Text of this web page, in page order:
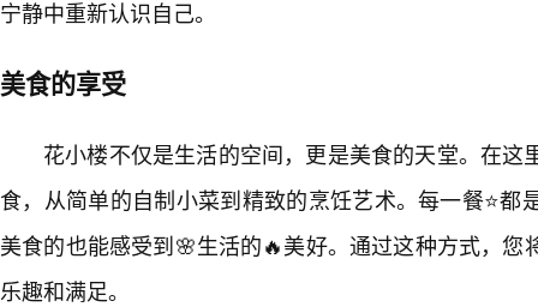
宁静中重新认识自己。
美食的享受
花小楼不仅是生活的空间，更是美食的天堂。在这
食，从简单的自制小菜到精致的烹饪艺术。每一餐⭐都
美食的也能感受到🌸生活的🔥美好。通过这种方式，您
乐趣和满足。